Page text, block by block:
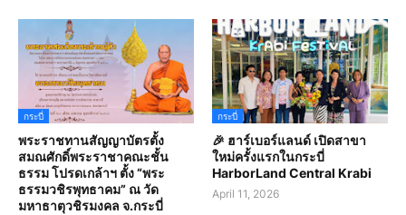
กระบี่
พระราชทานสัญญาบัตรตั้ง
สมณศักดิ์พระราชาคณะชั้น
ธรรม โปรดเกล้าฯ ตั้ง “พระ
ธรรมวชิรพุทธาคม” ณ วัด
มหาธาตุวชิรมงคล จ.กระบี่
กระบี่
🎉 ฮาร์เบอร์แลนด์ เปิดสาขา
ใหม่ครั้งแรกในกระบี่
HarborLand Central Krabi
April 11, 2026